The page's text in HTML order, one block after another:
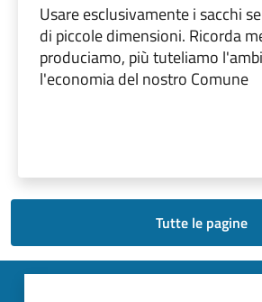
Usare esclusivamente i sacchi
di piccole dimensioni. Ricorda
produciamo, più tuteliamo
l'economia del nostro Comune
Tutte le pagine